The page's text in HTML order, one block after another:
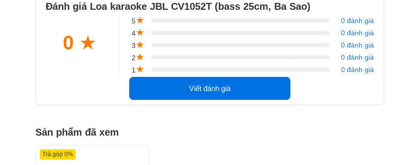
Đánh giá Loa karaoke JBL CV1052T (bass 25cm, Ba Sao)
0 ★
5★
0 đánh giá
4★
0 đánh giá
3★
0 đánh giá
2★
0 đánh giá
1 ★ 0 đánh giá
Viết đánh giá
Sản phẩm đã xem
Trả góp 0%